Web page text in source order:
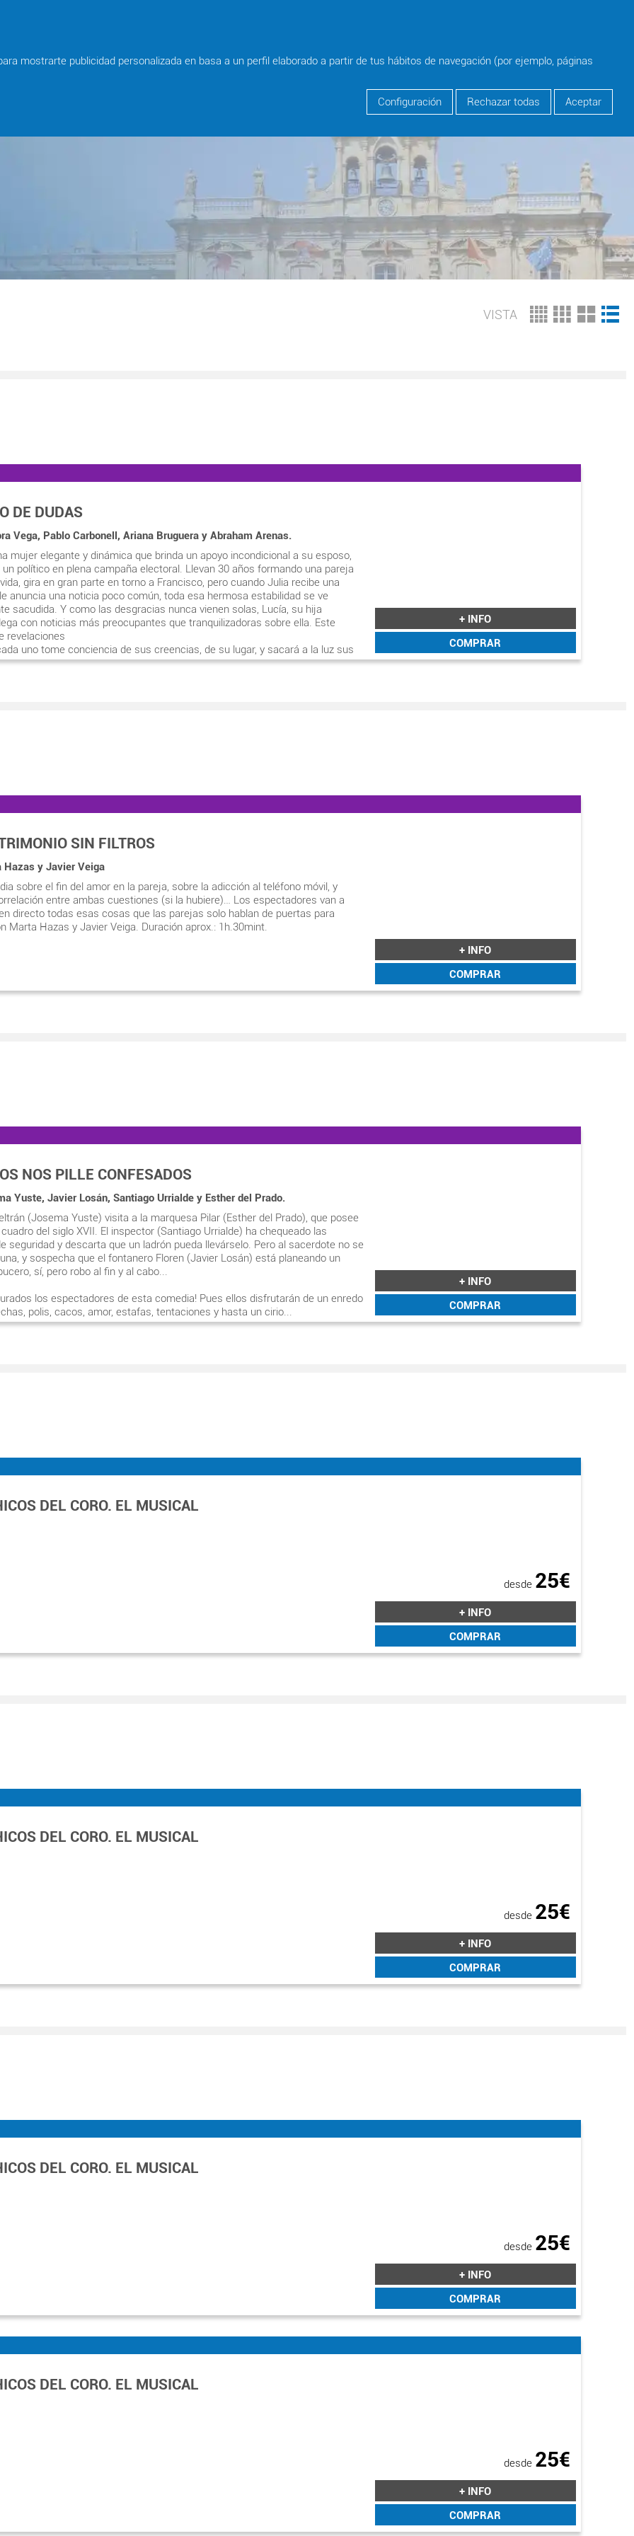
mostrarte publicidad personalizada en basa a un perfil elaborado a partir de tus hábitos de navegación (por ejemplo, páginas
Configuración Rechazar todas Aceptar
search
VISTA
DE DUDAS
Vega, Pablo Carbonell, Ariana Bruguera y Abraham Arenas.
mujer elegante y dinámica que brinda un apoyo incondicional a su esposo,
un político en plena campaña electoral. Llevan 30 años formando una pareja
gira en gran parte en torno a Francisco, pero cuando Julia recibe una
anuncia una noticia poco común, toda esa hermosa estabilidad se ve
sacudida. Y como las desgracias nunca vienen solas, Lucía, su hija
con noticias más preocupantes que tranquilizadoras sobre ella. Este
revelaciones
uno tome conciencia de sus creencias, de su lugar, y sacará a la luz sus
rostros.
+ INFO
COMPRAR
SIN FILTROS
Hazas y Javier Veiga
sobre el fin del amor en la pareja, sobre la adicción al teléfono móvil, y
entre ambas cuestiones (si la hubiere)… Los espectadores van a
directo todas esas cosas que las parejas solo hablan de puertas para
Marta Hazas y Javier Veiga. Duración aprox.: 1h.30mint.
+ INFO
COMPRAR
NOS PILLE CONFESADOS
Yuste, Javier Losán, Santiago Urrialde y Esther del Prado.
(Josema Yuste) visita a la marquesa Pilar (Esther del Prado), que posee
del siglo XVII. El inspector (Santiago Urrialde) ha chequeado las
seguridad y descarta que un ladrón pueda llevárselo. Pero al sacerdote no se
y sospecha que el fontanero Floren (Javier Losán) está planeando un
sí, pero robo al fin y al cabo...
los espectadores de esta comedia! Pues ellos disfrutarán de un enredo
polis, cacos, amor, estafas, tentaciones y hasta un cirio...
Josema Yuste, Javier Losán, Santiago Urrialde y Esther del Prado.
1h.30mint.
+ INFO
COMPRAR
desde 25€
DEL CORO. EL MUSICAL
+ INFO
COMPRAR
desde 25€
DEL CORO. EL MUSICAL
+ INFO
COMPRAR
desde 25€
DEL CORO. EL MUSICAL
+ INFO
COMPRAR
desde 25€
DEL CORO. EL MUSICAL
+ INFO
COMPRAR